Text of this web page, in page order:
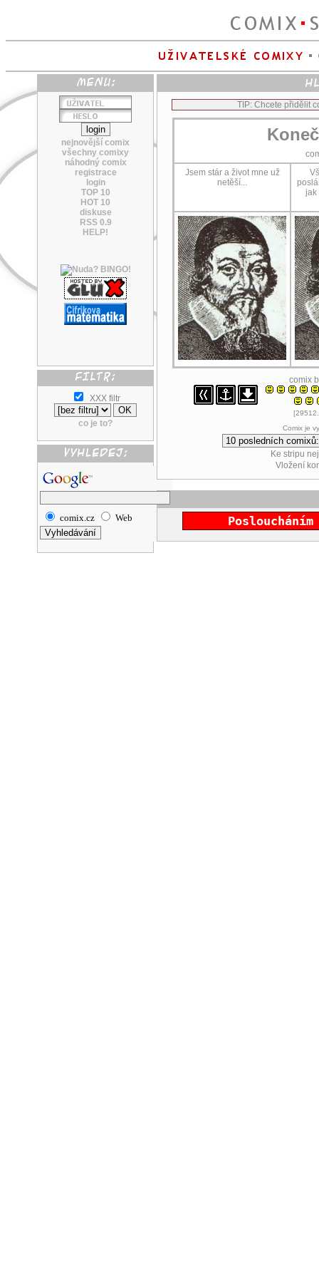
nejnovější comix
všechny comixy
náhodný comix
registrace
login
TOP 10
HOT 10
diskuse
RSS 0.9
HELP!
XXX filtr
co je to?
comix.cz Web
TIP: Chcete přidělit
Jsem stár a život mne už
netěší...
jak
comix
Comix je
Ke stripu
Vložení